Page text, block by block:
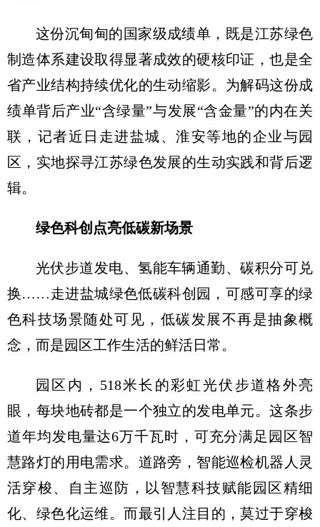
这份沉甸甸的国家级成绩单，既是江苏绿色
制造体系建设取得显著成效的硬核印证，也是全
省产业结构持续优化的生动缩影。为解码这份成
绩单背后产业“含绿量”与发展“含金量”的内在关
联，记者近日走进盐城、淮安等地的企业与园
区，实地探寻江苏绿色发展的生动实践和背后逻
辑。
绿色科创点亮低碳新场景
光伏步道发电、氢能车辆通勤、碳积分可兑
换……走进盐城绿色低碳科创园，可感可享的绿
色科技场景随处可见，低碳发展不再是抽象概
念，而是园区工作生活的鲜活日常。
园区内，518米长的彩虹光伏步道格外亮
眼，每块地砖都是一个独立的发电单元。这条步
道年均发电量达6万千瓦时，可充分满足园区智
慧路灯的用电需求。道路旁，智能巡检机器人灵
活穿梭、自主巡防，以智慧科技赋能园区精细
化、绿色化运维。而最引人注目的，莫过于穿梭